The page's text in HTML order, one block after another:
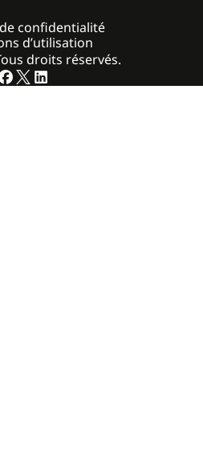
droits réservés.
confidentialité
d’utilisation